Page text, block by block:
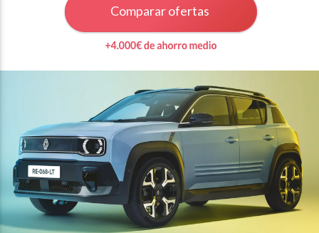
Comparar ofertas